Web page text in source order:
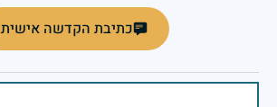
כתיבת הקדשה אישית